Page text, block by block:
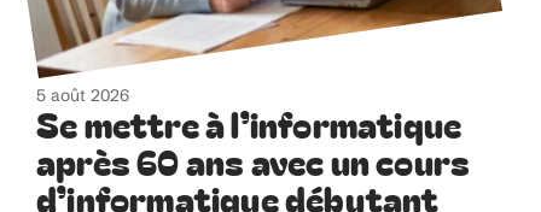
5 août 2026
Se mettre à l’informatique
après 60 ans avec un cours
d’informatique débutant